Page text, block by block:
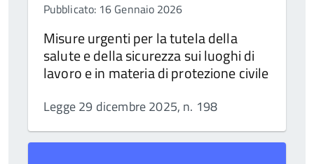
Pubblicato: 16 Gennaio 2026
Misure urgenti per la tutela della
salute e della sicurezza sui luoghi di
lavoro e in materia di protezione civile
Legge 29 dicembre 2025, n. 198